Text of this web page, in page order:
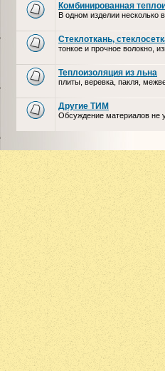
Комбинированная
В одном изделии несколько
Стеклоткань,
тонкое и прочное волокно,
Теплоизоляция из льна
плиты, веревка, пакля,
Другие ТИМ
Обсуждение материалов не